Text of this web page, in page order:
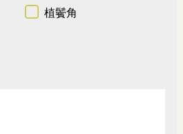
植鬢角